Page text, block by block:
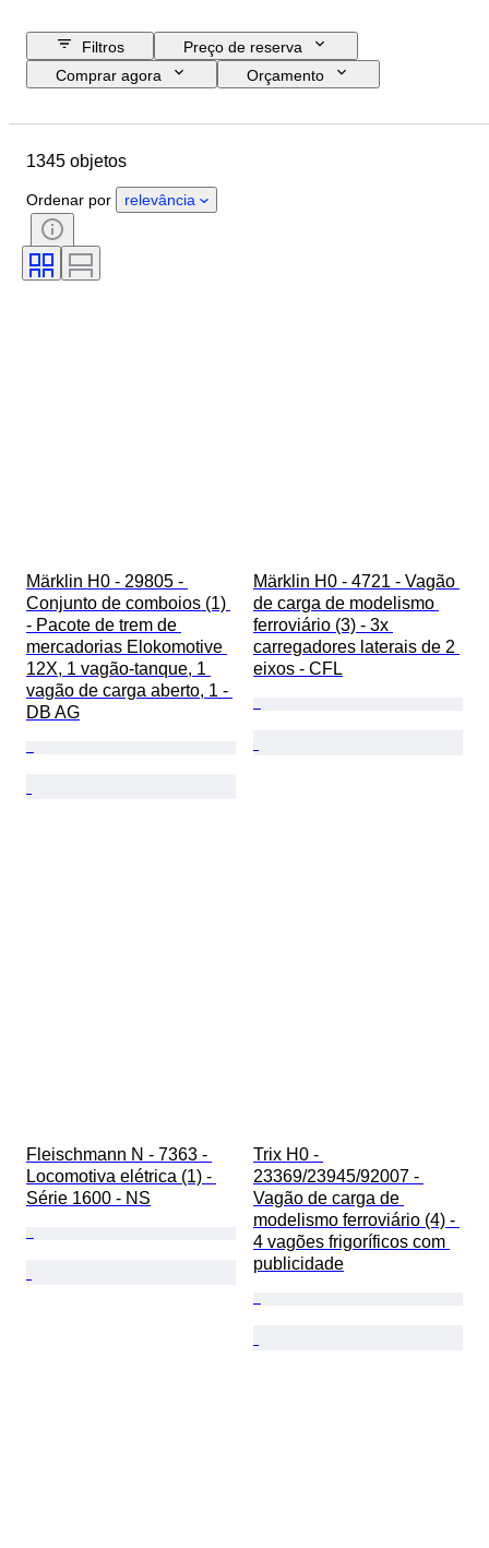
Filtros
Preço de reserva
Comprar agora
Orçamento
País de origem
Extras
Cor
Escala
Fonte de alimentação
Empresa ferroviária
1345 objetos
Ordenar por relevância
Märklin H0 - 29805 -
Conjunto de comboios (1)
- Pacote de trem de
mercadorias Elokomotive
12X, 1 vagão-tanque, 1
vagão de carga aberto, 1 -
DB AG
Märklin H0 - 4721 - Vagão
de carga de modelismo
ferroviário (3) - 3x
carregadores laterais de 2
eixos - CFL
Fleischmann N - 7363 -
Locomotiva elétrica (1) -
Série 1600 - NS
Trix H0 -
23369/23945/92007 -
Vagão de carga de
modelismo ferroviário (4) -
4 vagões frigoríficos com
publicidade